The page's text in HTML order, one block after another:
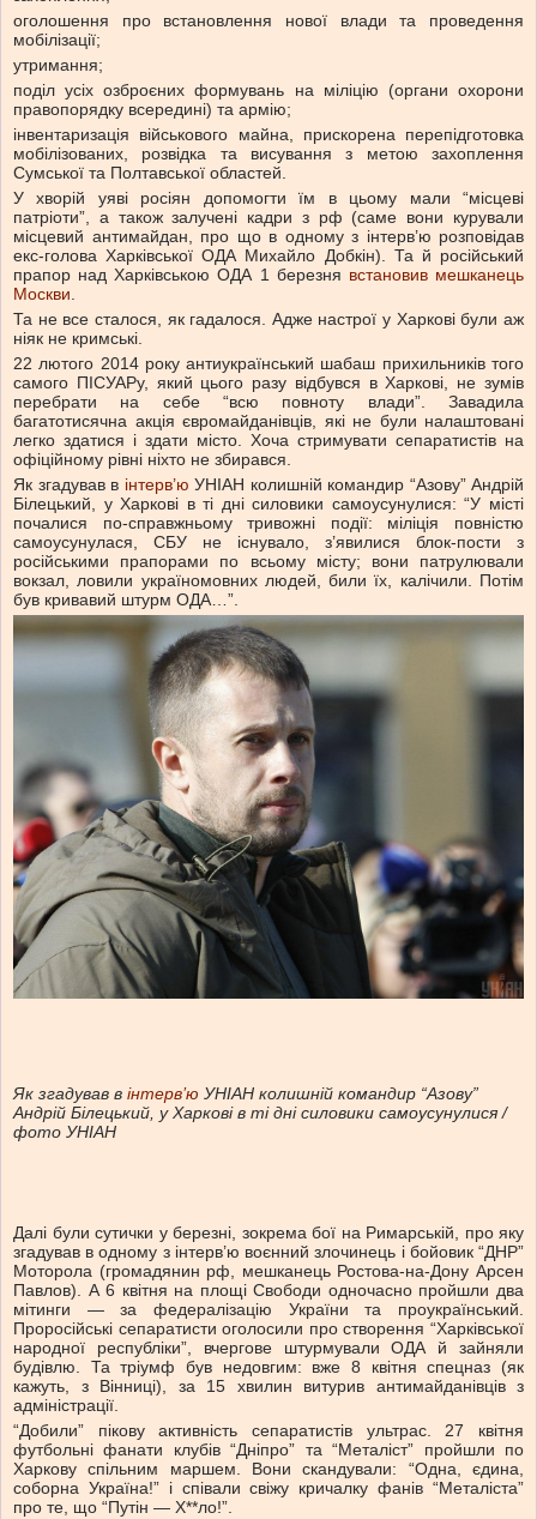
оголошення про встановлення нової влади та проведення
мобілізації;
утримання;
поділ усіх озброєних формувань на міліцію (органи охорони
правопорядку всередині) та армію;
інвентаризація військового майна, прискорена перепідготовка
мобілізованих, розвідка та висування з метою захоплення
Сумської та Полтавської областей.
У хворій уяві росіян допомогти їм в цьому мали “місцеві
патріоти”, а також залучені кадри з рф (саме вони курували
місцевий антимайдан, про що в одному з інтерв’ю розповідав
екс-голова Харківської ОДА Михайло Добкін). Та й російський
прапор над Харківською ОДА 1 березня встановив мешканець
Москви
Та не все сталося, як гадалося. Адже настрої у Харкові були аж
ніяк не кримські.
22 лютого 2014 року антиукраїнський шабаш прихильників того
самого ПІСУАРу, який цього разу відбувся в Харкові, не зумів
перебрати на себе “всю повноту влади”. Завадила
багатотисячна акція євромайданівців, які не були налаштовані
легко здатися і здати місто. Хоча стримувати сепаратистів на
офіційному рівні ніхто не збирався.
Як згадував в інтерв’ю УНІАН колишній командир “Азову” Андрій
Білецький, у Харкові в ті дні силовики самоусунулися: “У місті
почалися по-справжньому тривожні події: міліція повністю
самоусунулася, СБУ не існувало, з’явилися блок-пости з
російськими прапорами по всьому місту; вони патрулювали
вокзал, ловили україномовних людей, били їх, калічили. Потім
був кривавий штурм ОДА…”.
Як згадував в інтерв’ю УНІАН колишній командир “Азову”
Андрій Білецький, у Харкові в ті дні силовики самоусунулися /
фото УНІАН
Далі були сутички у березні, зокрема бої на Римарській, про яку
згадував в одному з інтерв’ю воєнний злочинець і бойовик “ДНР”
Моторола (громадянин рф, мешканець Ростова-на-Дону Арсен
Павлов). А 6 квітня на площі Свободи одночасно пройшли два
мітинги — за федералізацію України та проукраїнський.
Проросійські сепаратисти оголосили про створення “Харківської
народної республіки”, вчергове штурмували ОДА й зайняли
будівлю. Та тріумф був недовгим: вже 8 квітня спецназ (як
кажуть, з Вінниці), за 15 хвилин витурив антимайданівців з
адміністрації.
“Добили” пікову активність сепаратистів ультрас. 27 квітня
футбольні фанати клубів “Дніпро” та “Металіст” пройшли по
Харкову спільним маршем. Вони скандували: “Одна, єдина,
соборна Україна!” і співали свіжу кричалку фанів “Металіста”
про те, що “Путін — Х**ло!”.